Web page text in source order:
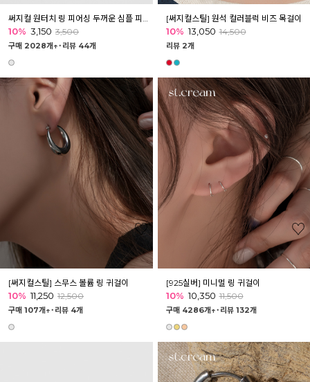
10% 3,150 3,500
구매 2028개↑˙ 리뷰 44개
[써지컬스틸] 원석 컬러블럭 비즈 목걸이
10% 13,050 14,500
리뷰 2개
[써지컬스틸] 스무스 볼륨 링 귀걸이
10% 11,250 12,500
구매 107개↑˙ 리뷰 4개
[925실버] 미니멀 링 귀걸이
10% 10,350 11,500
구매 4286개↑˙ 리뷰 132개